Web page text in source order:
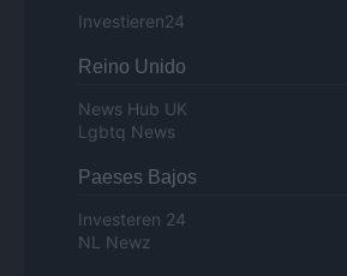
Investieren24
Reino Unido
News Hub UK
Lgbtq News
Paeses Bajos
Investeren 24
NL Newz